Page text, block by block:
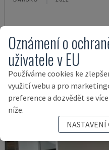
Oznámení o
uživatele v EU
Používáme cookies ke
využití webu a pro
preference a dozvědět se
níže.
NASTAVENÍ